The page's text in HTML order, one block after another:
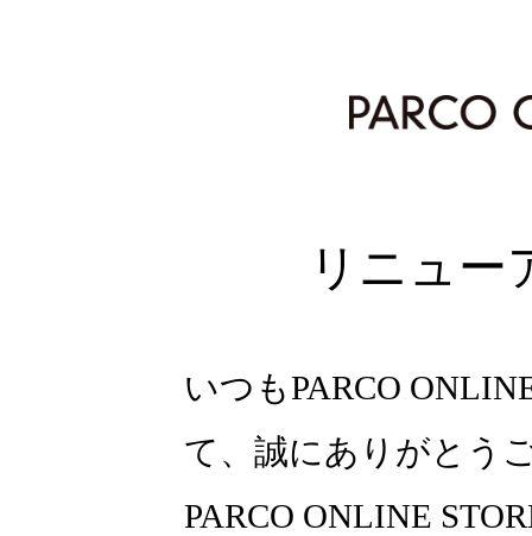
リニュー
いつもPARCO
て、誠にありがとう
PARCO ONLINE